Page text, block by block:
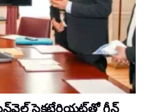
సెక్రటేరియట్‌తో గ్రీన్